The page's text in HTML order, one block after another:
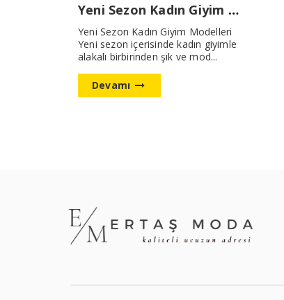
Yeni Sezon Kadın Giyim Modelleri
Yeni Sezon Kadın Giyim Modelleri
Yeni sezon içerisinde kadın giyimle
alakalı birbirinden şık ve mod...
Devamı